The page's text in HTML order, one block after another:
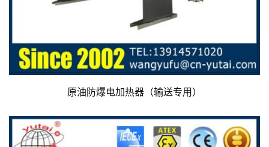
原油防爆电加热器（输送专用）